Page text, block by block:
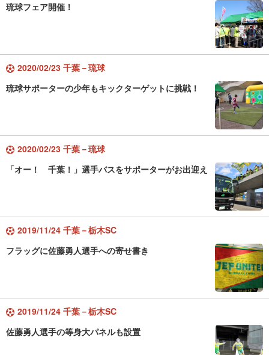
琉球フェア開催！
2020/02/23 千葉－琉球
琉球サポーターの少年もキックターゲットに挑戦！
2020/02/23 千葉－琉球
「オー！ 千葉！」選手バスをサポーターがお出迎え
2019/11/24 千葉－栃木SC
フラッグに佐藤勇人選手への寄せ書き
2019/11/24 千葉－栃木SC
佐藤勇人選手の等身大パネルも設置